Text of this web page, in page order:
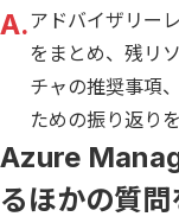
A.アドバイザリー
をまとめ、残リ
チャの推奨事項
ための振り返り
Azure
るほかの質問